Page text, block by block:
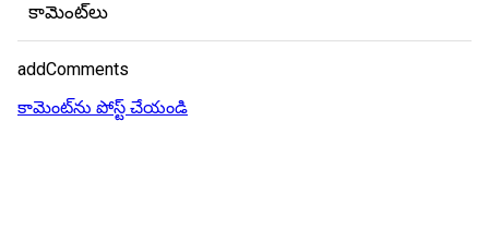
కామెంట్‌లు
addComments
కామెంట్‌ను పోస్ట్ చేయండి